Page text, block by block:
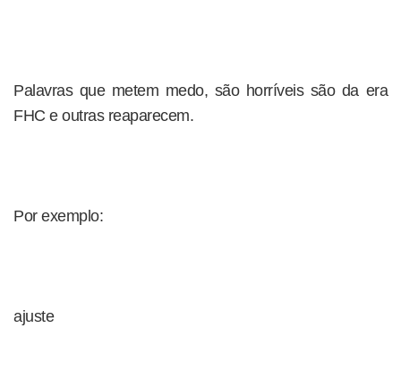
Palavras que metem medo, são horríveis são da era
FHC e outras reaparecem.
Por exemplo:
ajuste